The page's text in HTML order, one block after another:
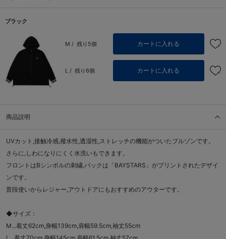
ブラック
M / 残り5個 カートに入れる
L / 残り6個 カートに入れる
商品説明
UVカット,接触冷感,撥水性,透湿性,ストレッチの機能がついたブルゾンです。
さらに,しわになりにくく水洗いもできます。
フロントはBシンボルの刺繍,バックは「BAYSTARS」がプリントされたデザイ
ンです。
普段使いからレジャー,アウトドアにもおすすめのアウターです。
◆サイズ：
M...着丈62cm,身幅139cm,肩幅59.5cm,袖丈55cm